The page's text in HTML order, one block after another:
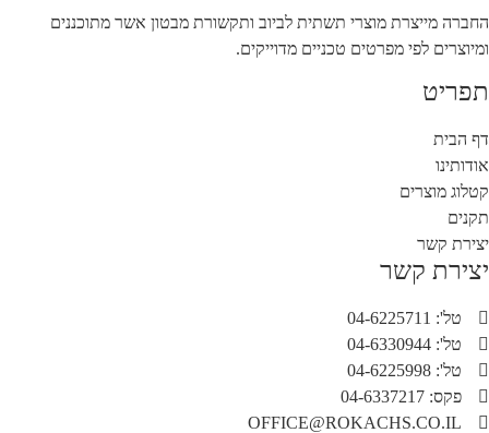
החברה מייצרת מוצרי תשתית לביוב ותקשורת מבטון אשר מתוכננים
ומיוצרים לפי מפרטים טכניים מדוייקים.
תפריט
דף הבית
אודותינו
קטלוג מוצרים
תקנים
יצירת קשר
יצירת קשר
טל': 04-6225711
טל': 04-6330944
טל': 04-6225998
פקס: 04-6337217
OFFICE@ROKACHS.CO.IL